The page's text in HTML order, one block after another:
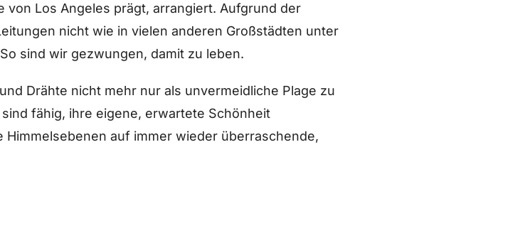
von Los Angeles prägt, arrangiert. Aufgrund der
nicht wie in vielen anderen Großstädten unter
sind wir gezwungen, damit zu leben.
Drähte nicht mehr nur als unvermeidliche Plage zu
fähig, ihre eigene, erwartete Schönheit
auf immer wieder überraschende,